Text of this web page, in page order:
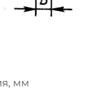
мм